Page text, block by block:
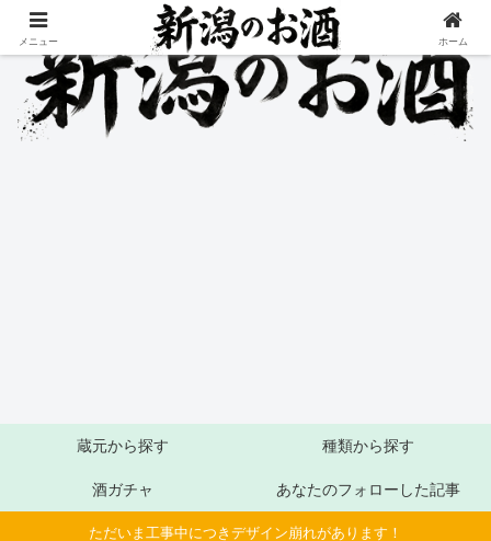
蔵元から探す 種類から探す
酒ガチャ あなたのフォローした記事
ただいま工事中につきデザイン崩れがあります！
メニュー ホーム